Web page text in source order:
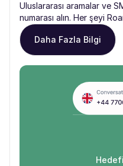
Uluslararası aramalar ve
numarası alın. Her şeyi
Daha Fazla Bilgi